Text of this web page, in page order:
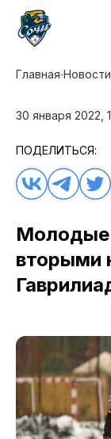
Главная Новости
30 января 2022,
ПОДЕЛИТЬСЯ:
Молодые
вторыми